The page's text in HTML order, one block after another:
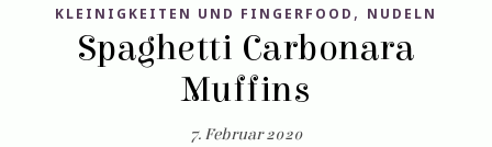
KLEINIGKEITEN UND FINGERFOOD , NUDELN
Spaghetti Carbonara
Muffins
7. Februar 2020